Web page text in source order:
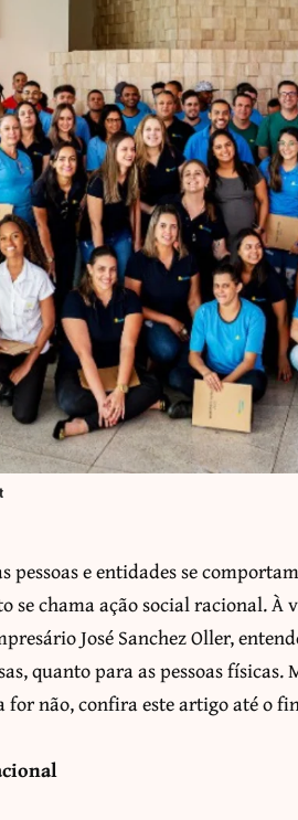
pessoas e entidades se
se chama ação social racional. À
José Sanchez Oller,
quanto para as pessoas físicas.
for não, confira este artigo até o